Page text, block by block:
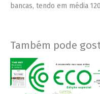
bancas, tendo em média
Também pode